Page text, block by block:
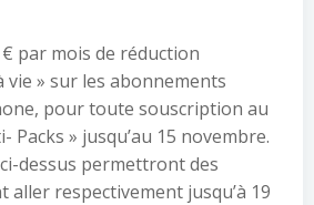
par mois de réduction
vie » sur les abonnements
pour toute souscription au
Packs » jusqu’au 15 novembre.
dessus permettront des
aller respectivement jusqu’à 19